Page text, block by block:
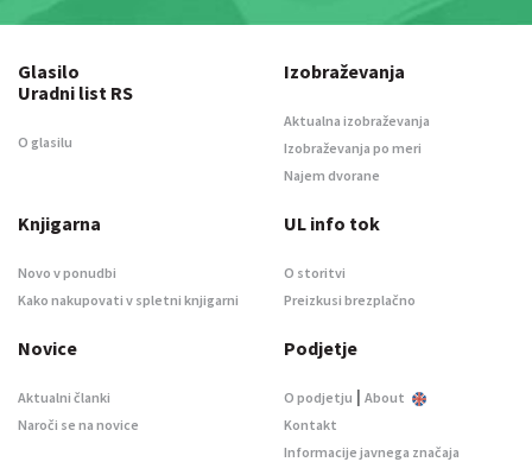
Glasilo
Uradni list RS
O glasilu
Izobraževanja
Aktualna izobraževanja
Izobraževanja po meri
Najem dvorane
Knjigarna
Novo v ponudbi
Kako nakupovati v spletni knjigarni
UL info tok
O storitvi
Preizkusi brezplačno
Novice
Aktualni članki
Naroči se na novice
Podjetje
O podjetju | About
Kontakt
Informacije javnega značaja